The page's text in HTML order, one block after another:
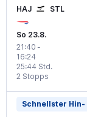
HAJ STL
So 23.8.
21:40 -
16:24
2 Stopps
25:44 Std.
Schnellster Hin-